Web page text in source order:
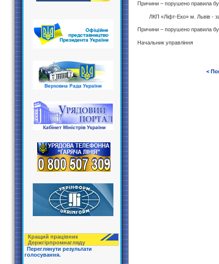
Кращий працівник
Держгірпрoмнагляду
Переглянути результати
голосування.
Причини – порушено правила
ЛКП «Ліфт-Еко» м. Львів -
Причини – порушено правила
Начальник
<